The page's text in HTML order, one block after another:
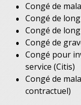
Congé de
Congé de
Congé de
Congé de
Congé pour
service (Citis)
Congé de
contractuel)